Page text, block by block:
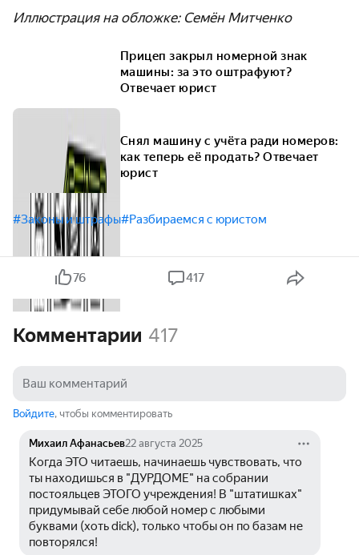
Иллюстрация на обложке: Семён Митченко
Прицеп закрыл номерной знак
машины: за это оштрафуют?
Отвечает юрист
Снял машину с учёта ради номеров:
как теперь её продать? Отвечает
юрист
#Законы и штрафы#Разбираемся с юристом
76 417
Комментарии 417
Войдите, чтобы комментировать
Михаил Афанасьев22 августа 2025
Когда ЭТО читаешь, начинаешь чувствовать, что
ты находишься в "ДУРДОМЕ" на собрании
постояльцев ЭТОГО учреждения! В "штатишках"
придумывай себе любой номер с любыми
буквами (хоть dick), только чтобы он по базам не
повторялся!